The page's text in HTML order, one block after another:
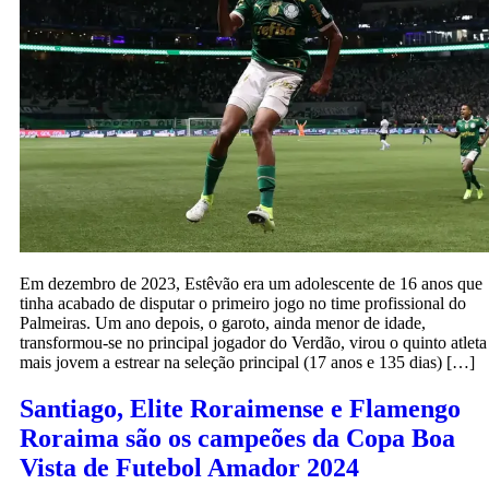
Em dezembro de 2023, Estêvão era um adolescente de 16 anos que
tinha acabado de disputar o primeiro jogo no time profissional do
Palmeiras. Um ano depois, o garoto, ainda menor de idade,
transformou-se no principal jogador do Verdão, virou o quinto atleta
mais jovem a estrear na seleção principal (17 anos e 135 dias) […]
Santiago, Elite Roraimense e Flamengo
Roraima são os campeões da Copa Boa
Vista de Futebol Amador 2024